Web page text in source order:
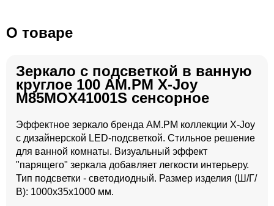
О товаре
Зеркало с подсветкой в ванную
круглое 100 AM.PM X-Joy
M85MOX41001S сенсорное
Эффектное зеркало бренда AM.PM коллекции X-Joy
с дизайнерской LED-подсветкой. Стильное решение
для ванной комнаты. Визуальный эффект
"парящего" зеркала добавляет легкости интерьеру.
Тип подсветки - светодиодный. Размер изделия (Ш/Г/
В): 1000x35x1000 мм.